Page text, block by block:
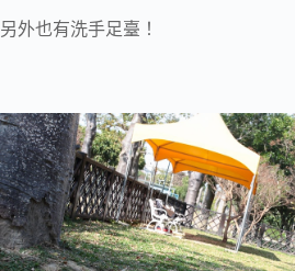
另外也有洗手足臺！